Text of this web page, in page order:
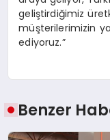
geliştirdiğimiz
müşterilerimizin
ediyoruz.”
Benzer